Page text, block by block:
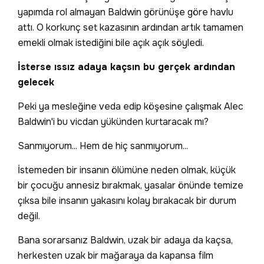
yapımda rol almayan Baldwin görünüşe göre havlu
attı. O korkunç set kazasının ardından artık tamamen
emekli olmak istediğini bile açık açık söyledi.
İsterse ıssız adaya kaçsın bu gerçek ardından
gelecek
Peki ya mesleğine veda edip köşesine çalışmak Alec
Baldwin'i bu vicdan yükünden kurtaracak mı?
Sanmıyorum... Hem de hiç sanmıyorum...
İstemeden bir insanın ölümüne neden olmak, küçük
bir çocuğu annesiz bırakmak, yasalar önünde temize
çıksa bile insanın yakasını kolay bırakacak bir durum
değil.
Bana sorarsanız Baldwin, uzak bir adaya da kaçsa,
herkesten uzak bir mağaraya da kapansa film